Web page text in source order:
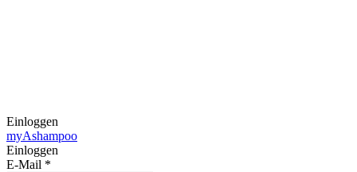
Einloggen
myAshampoo
Einloggen
E-Mail *